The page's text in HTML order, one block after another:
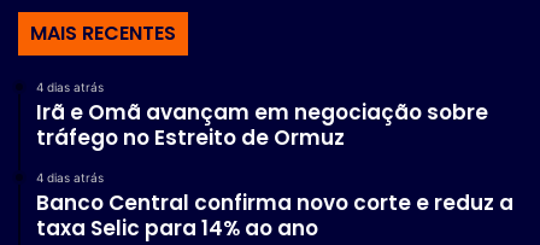
MAIS RECENTES
4 dias atrás
Irã e Omã avançam em negociação sobre
tráfego no Estreito de Ormuz
4 dias atrás
Banco Central confirma novo corte e reduz a
taxa Selic para 14% ao ano